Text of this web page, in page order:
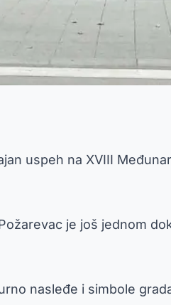
uspeh na XVIII
je još jednom
nasleđe i simbole